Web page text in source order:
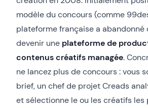
modèle du concours (comme
plateforme française a abandonné
devenir une plateforme de
contenus créatifs managée.
ne lancez plus de concours : vous
brief, un chef de projet Creads
et sélectionne le ou les créatifs les